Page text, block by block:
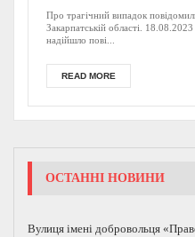
Про трагічний випадок
Закарпатській області.
надійшло пові...
READ MORE
ОСТАННІ НОВИНИ
Вулиця імені добровольця